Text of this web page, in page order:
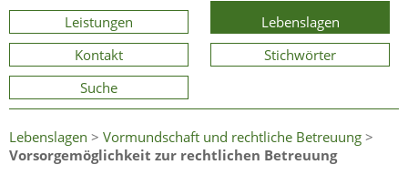
Leistungen
Lebenslagen
Kontakt
Stichwörter
Suche
Lebenslagen > Vormundschaft und rechtliche Betreuung >
Vorsorgemöglichkeit zur rechtlichen Betreuung